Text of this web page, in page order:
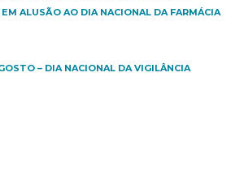
ALUSÃO AO DIA NACIONAL DA FARMÁCIA
– DIA NACIONAL DA VIGILÂNCIA